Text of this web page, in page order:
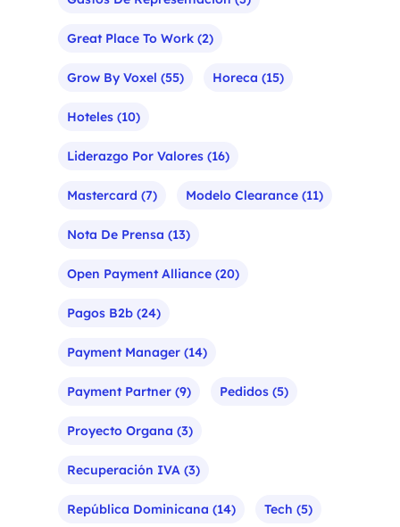
Great Place To Work (2)
Grow By Voxel (55) Horeca (15)
Hoteles (10)
Liderazgo Por Valores (16)
Mastercard (7) Modelo Clearance (11)
Nota De Prensa (13)
Open Payment Alliance (20)
Pagos B2b (24)
Payment Manager (14)
Payment Partner (9) Pedidos (5)
Proyecto Organa (3)
Recuperación IVA (3)
República Dominicana (14) Tech (5)